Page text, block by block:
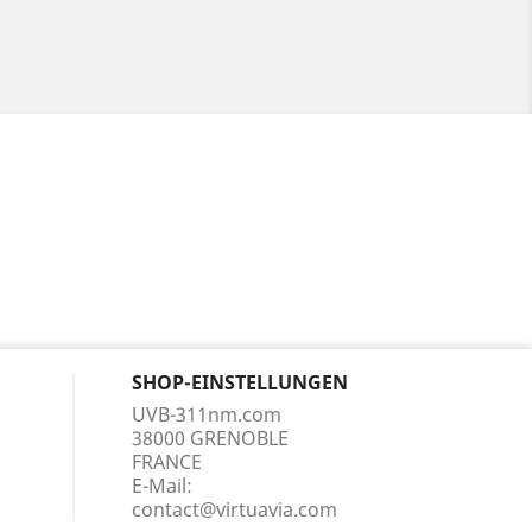
SHOP-EINSTELLUNGEN
UVB-311nm.com
38000 GRENOBLE
FRANCE
E-Mail:
contact@virtuavia.com